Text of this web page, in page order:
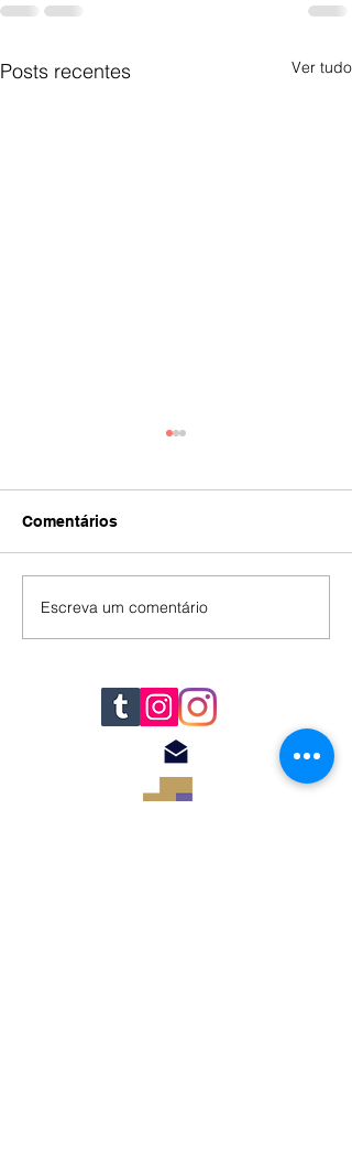
Posts recentes Ver tudo
IA
Comentários
Escreva um comentário